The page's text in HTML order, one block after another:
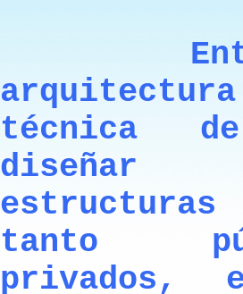
técnica
tanto
privados,